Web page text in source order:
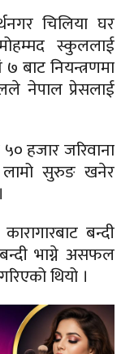
चिलिया घर
स्कुललाई
बाट नियन्त्रणमा
नेपाल प्रेसलाई
हजार जरिवाना
सुरुङ खनेर
बन्दी
भाग्ने असफल
थियो ।